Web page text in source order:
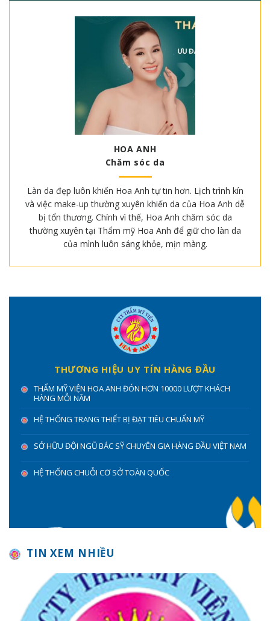
HOA ANH
Chăm sóc da
Làn da đẹp luôn khiến Hoa Anh tự tin hơn. Lịch trình kín
và việc make-up thường xuyên khiến da của Hoa Anh dễ
bị tổn thương. Chính vì thế, Hoa Anh chăm sóc da
thường xuyên tại Thẩm mỹ Hoa Anh để giữ cho làn da
của mình luôn sáng khỏe, mịn màng.
THƯƠNG HIỆU UY TÍN HÀNG ĐẦU
THẨM MỸ VIỆN HOA ANH ĐÓN HƠN 10000 LƯỢT KHÁCH
HÀNG MỖI NĂM
HỆ THỐNG TRANG THIẾT BỊ ĐẠT TIÊU CHUẨN MỸ
SỞ HỮU ĐỘI NGŨ BÁC SỸ CHUYÊN GIA HÀNG ĐẦU VIỆT NAM
HỆ THỐNG CHUỖI CƠ SỞ TOÀN QUỐC
TIN XEM NHIỀU